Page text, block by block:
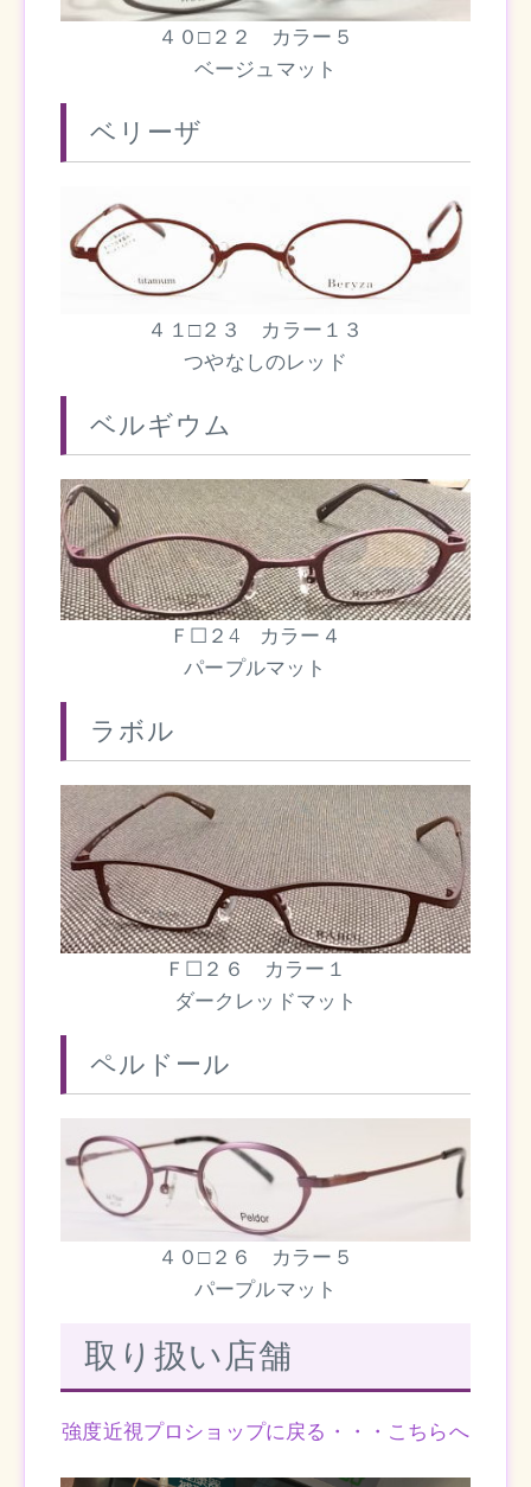
４０□２２ カラー５
ベージュマット
ベリーザ
４１□２３ カラー１３
つやなしのレッド
ベルギウム
Ｆ☐２4 カラー４
パープルマット
ラボル
Ｆ☐２６ カラー１
ダークレッドマット
ペルドール
４０□２６ カラー５
パープルマット
取り扱い店舗
強度近視プロショップに戻る・・・こちらへ